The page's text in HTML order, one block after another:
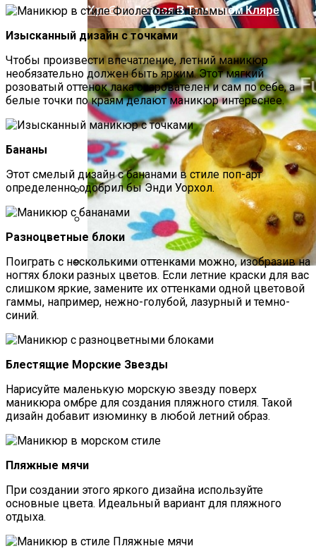
Какие Растения Сажать Для Удачи,
Любви И Богатства
Стильный Маникюр В Клетку
Хребты Лосося В Томатном Кляре
Пирожки С Мясом «Поросята»
Изысканный дизайн с точками
Чтобы произвести впечатление, летний маникюр
необязательно должен быть ярким. Этот мягкий
розоватый оттенок лака очарователен и сам по себе, а
белые точки по краям делают маникюр интереснее.
Бананы
Этот смелый дизайн с бананами в стиле поп-арт
определенно одобрил бы Энди Уорхол.
Разноцветные блоки
Поиграть с несколькими оттенками можно, изобразив на
ногтях блоки разных цветов. Если летние краски для вас
слишком яркие, замените их оттенками одной цветовой
гаммы, например, нежно-голубой, лазурный и темно-
синий.
Блестящие Морские Звезды
Нарисуйте маленькую морскую звезду поверх
маникюра омбре для создания пляжного стиля. Такой
дизайн добавит изюминку в любой летний образ.
Пляжные мячи
При создании этого яркого дизайна используйте
основные цвета. Идеальный вариант для пляжного
отдыха.